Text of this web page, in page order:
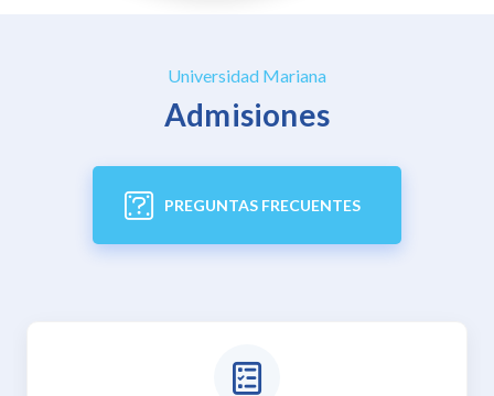
Universidad Mariana
Admisiones
PREGUNTAS FRECUENTES